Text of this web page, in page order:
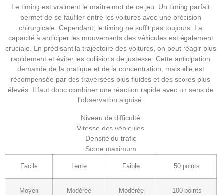
Le timing est vraiment le maître mot de ce jeu. Un timing parfait
permet de se faufiler entre les voitures avec une précision
chirurgicale. Cependant, le timing ne suffit pas toujours. La
capacité à anticiper les mouvements des véhicules est également
cruciale. En prédisant la trajectoire des voitures, on peut réagir plus
rapidement et éviter les collisions de justesse. Cette anticipation
demande de la pratique et de la concentration, mais elle est
récompensée par des traversées plus fluides et des scores plus
élevés. Il faut donc combiner une réaction rapide avec un sens de
l'observation aiguisé.
Niveau de difficulté
Vitesse des véhicules
Densité du trafic
Score maximum
Facile Lente Faible 50 points
Moyen Modérée Modérée 100 points